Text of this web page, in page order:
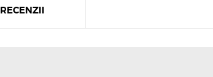
RECENZII